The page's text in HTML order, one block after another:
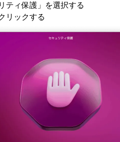
ティ保護」を選択する
リックする